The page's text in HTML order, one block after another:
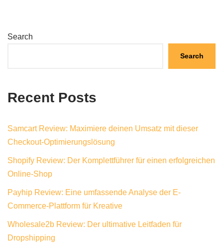
Search
Search
Recent Posts
Samcart Review: Maximiere deinen Umsatz mit dieser
Checkout-Optimierungslösung
Shopify Review: Der Komplettführer für einen erfolgreichen
Online-Shop
Payhip Review: Eine umfassende Analyse der E-
Commerce-Plattform für Kreative
Wholesale2b Review: Der ultimative Leitfaden für
Dropshipping